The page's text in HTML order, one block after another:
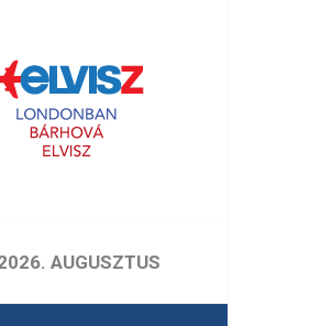
AUGUSZTUS